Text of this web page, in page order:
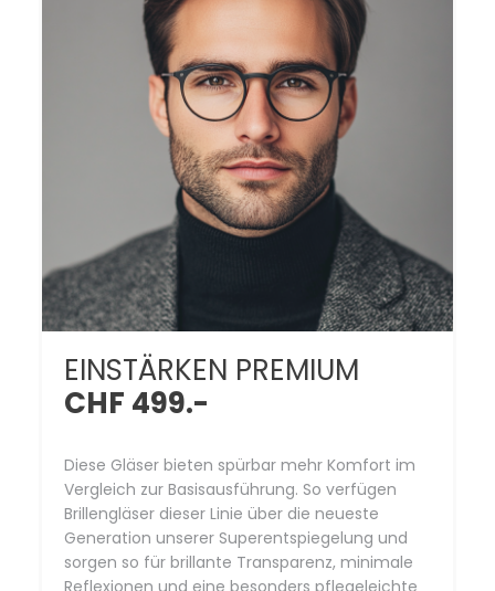
EINSTÄRKEN PREMIUM
CHF 499.-
Diese Gläser bieten spürbar mehr Komfort im
Vergleich zur Basisausführung. So verfügen
Brillengläser dieser Linie über die neueste
Generation unserer Superentspiegelung und
sorgen so für brillante Transparenz, minimale
Reflexionen und eine besonders pflegeleichte